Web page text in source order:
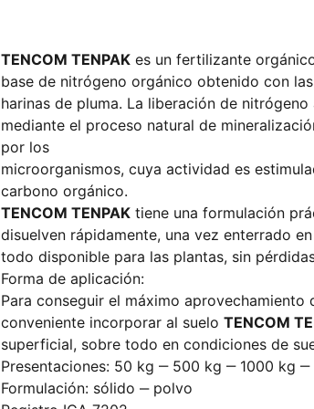
TENCOM TENPAK es un fertilizante
base de nitrógeno orgánico obtenido con
harinas de pluma. La liberación de
mediante el proceso natural de
por los
microorganismos, cuya actividad es
carbono orgánico.
TENCOM TENPAK tiene una formulación
disuelven rápidamente, una vez enterrado
todo disponible para las plantas, sin
Forma de aplicación:
Para conseguir el máximo aprovechamiento
conveniente incorporar al suelo TENCOM
superficial, sobre todo en condiciones de
Presentaciones: 50 kg ‒ 500 kg ‒ 1000 kg ‒
Formulación: sólido ‒ polvo